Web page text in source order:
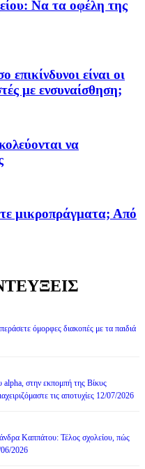
Να τα οφέλη της
είναι οι
με ενσυναίσθηση;
να
μικροπράγματα; Από
όμορφες διακοπές με τα παιδιά
στην εκπομπή της Βίκυς
τις αποτυχίες 12/07/2026
Καππάτου: Τέλος σχολείου, πώς
06/2026